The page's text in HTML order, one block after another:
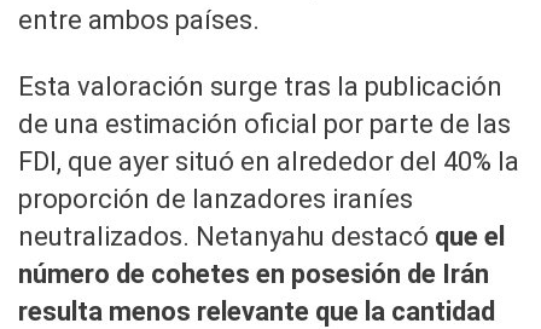
entre ambos países.
Esta valoración surge tras la publicación
de una estimación oficial por parte de las
FDI, que ayer situó en alrededor del 40% la
proporción de lanzadores iraníes
neutralizados. Netanyahu destacó que el
número de cohetes en posesión de Irán
resulta menos relevante que la cantidad